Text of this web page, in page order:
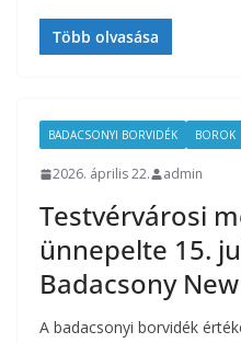
Több olvasása
BADACSONYI BORVIDÉK BOROK
2026. április 22. admin
Testvérvárosi
ünnepelte 15.
Badacsony
A badacsonyi borvidék